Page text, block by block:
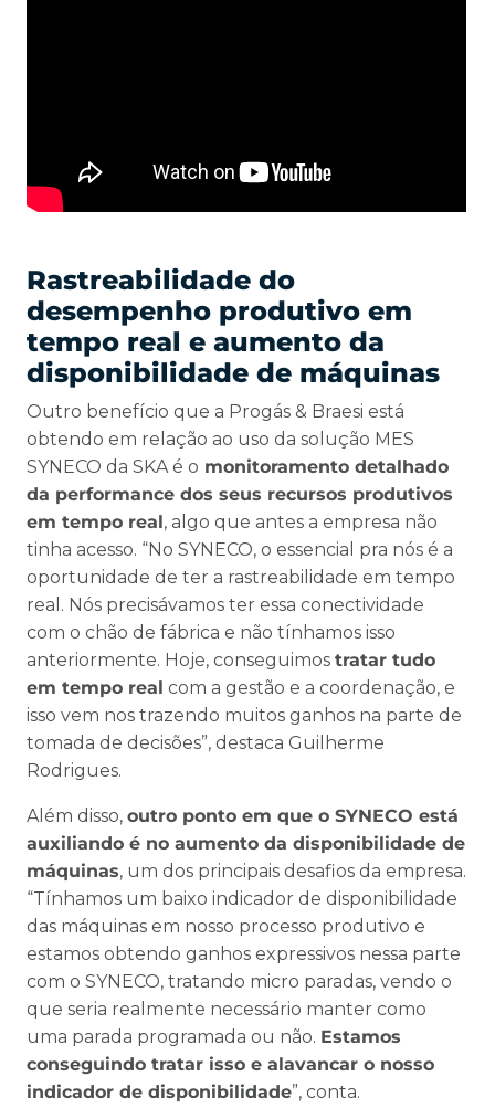
Rastreabilidade do
desempenho produtivo em
tempo real e aumento da
disponibilidade de máquinas
Outro benefício que a Progás & Braesi está
obtendo em relação ao uso da solução MES
SYNECO da SKA é o monitoramento detalhado
da performance dos seus recursos produtivos
em tempo real, algo que antes a empresa não
tinha acesso. “No SYNECO, o essencial pra nós é a
oportunidade de ter a rastreabilidade em tempo
real. Nós precisávamos ter essa conectividade
com o chão de fábrica e não tínhamos isso
anteriormente. Hoje, conseguimos tratar tudo
em tempo real com a gestão e a coordenação, e
isso vem nos trazendo muitos ganhos na parte de
tomada de decisões”, destaca Guilherme
Rodrigues.
Além disso, outro ponto em que o SYNECO está
auxiliando é no aumento da disponibilidade de
máquinas, um dos principais desafios da empresa.
“Tínhamos um baixo indicador de disponibilidade
das máquinas em nosso processo produtivo e
estamos obtendo ganhos expressivos nessa parte
com o SYNECO, tratando micro paradas, vendo o
que seria realmente necessário manter como
uma parada programada ou não. Estamos
conseguindo tratar isso e alavancar o nosso
indicador de disponibilidade”, conta.